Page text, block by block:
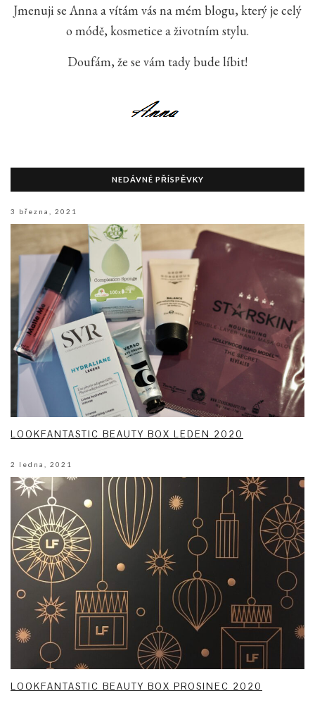
Jmenuji se Anna a vítám vás na mém blogu, který je celý
o módě, kosmetice a životním stylu.
Doufám, že se vám tady bude líbit!
NEDÁVNÉ PŘÍSPĚVKY
3 března, 2021
LOOKFANTASTIC BEAUTY BOX LEDEN 2020
2 ledna, 2021
LOOKFANTASTIC BEAUTY BOX PROSINEC 2020